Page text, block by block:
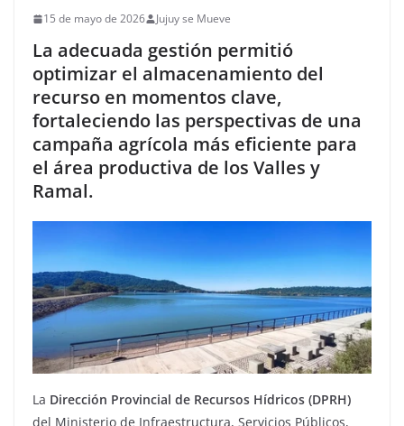
15 de mayo de 2026 Jujuy se Mueve
La adecuada gestión permitió
optimizar el almacenamiento del
recurso en momentos clave,
fortaleciendo las perspectivas de una
campaña agrícola más eficiente para
el área productiva de los Valles y
Ramal.
La Dirección Provincial de Recursos Hídricos (DPRH)
del Ministerio de Infraestructura, Servicios Públicos,